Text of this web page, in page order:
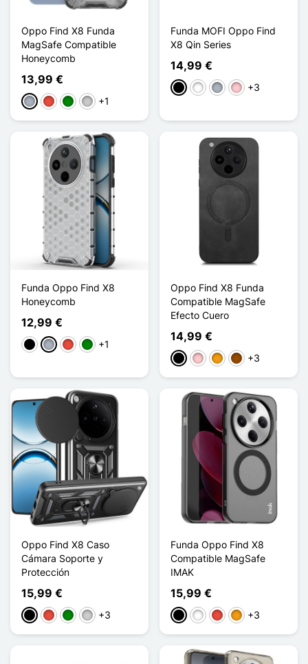
Oppo Find X8 Funda
MagSafe Compatible
Honeycomb
13,99 €
Gris RojoVerdeTransparente
+1
Funda MOFI Oppo Find
X8 Qin Series
14,99 €
NegroBlanco
Gris Rosa+3
Funda Oppo Find X8
Honeycomb
12,99 €
Negro
Gris RojoVerde
+1
Oppo Find X8 Funda
Compatible MagSafe
Efecto Cuero
14,99 €
NegroRosaNaranjaMarrón
+3
Oppo Find X8 Caso
Cámara Soporte y
Protección
15,99 €
NegroRojoVerdePlata+3
Funda Oppo Find X8
Compatible MagSafe
IMAK
15,99 €
NegroBlancoRojoNaranja
+3